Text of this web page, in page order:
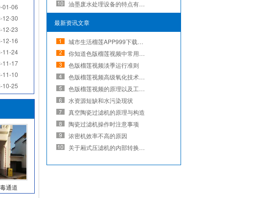
01-06
12-30
12-23
12-16
11-24
11-17
11-10
10-25
通道
最新资讯文章
色版榴莲视频淡季运行准则
水资源短缺和水污染现状
真空陶瓷过滤机的原理与构造
陶瓷过滤机操作时注意事项
浓密机效率不高的原因